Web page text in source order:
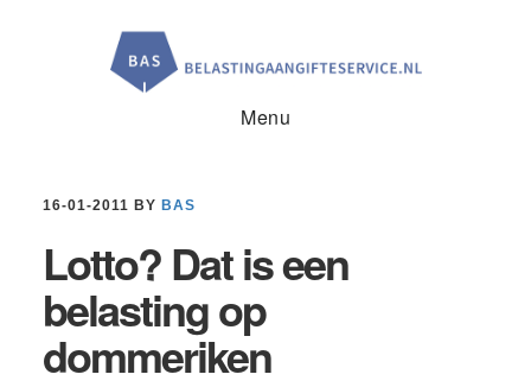
Menu
16-01-2011 BY BAS
Lotto? Dat is een
belasting op
dommeriken